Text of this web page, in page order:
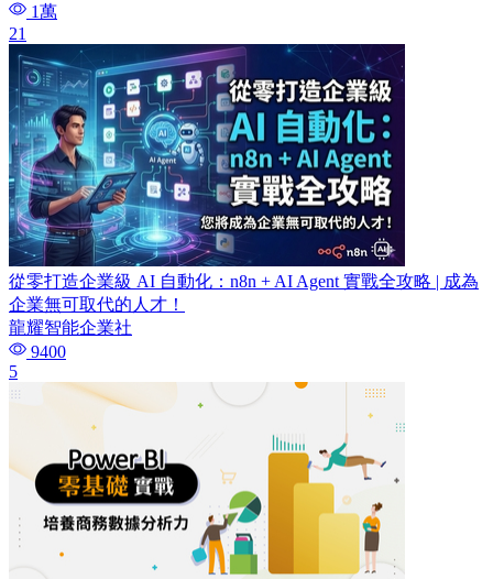
1萬
21
從零打造企業級 AI 自動化：n8n + AI Agent 實戰全攻略 | 成為
企業無可取代的人才！
龍耀智能企業社
9400
5